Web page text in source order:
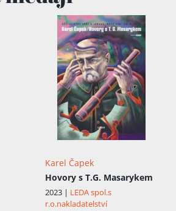
Karel Čapek
Hovory s T.G. Masarykem
2023 | LEDA spol.s
r.o.nakladatelství